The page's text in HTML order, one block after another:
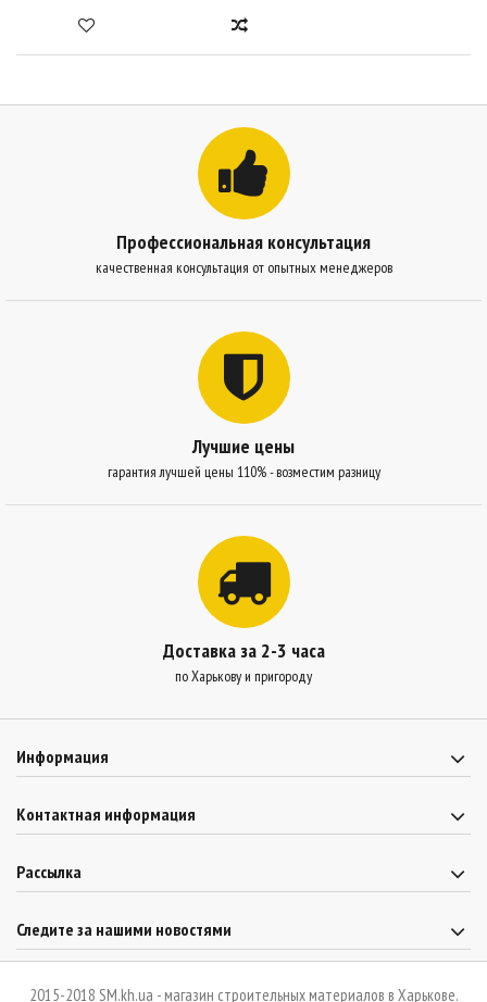
Профессиональная консультация
качественная консультация от опытных менеджеров
Лучшие цены
гарантия лучшей цены 110% - возместим разницу
Доставка за 2-3 часа
по Харькову и пригороду
Информация
Контактная информация
Рассылка
Следите за нашими новостями
2015-2018 SM.kh.ua - магазин строительных материалов в Харькове.